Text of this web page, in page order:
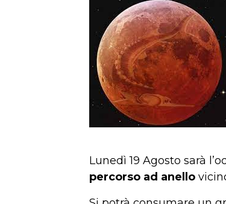
Lunedì 19 Agosto sarà
percorso ad anello